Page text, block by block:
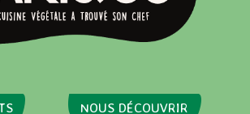
NOUS DÉCOUVRIR